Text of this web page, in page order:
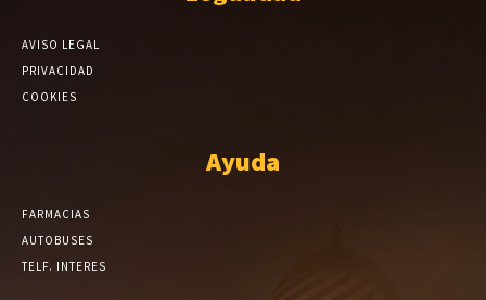
AVISO LEGAL
PRIVACIDAD
COOKIES
Ayuda
FARMACIAS
AUTOBUSES
TELF. INTERES